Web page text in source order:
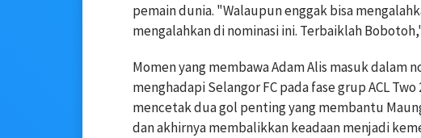
pemain dunia. "Walaupun enggak bisa
mengalahkan di nominasi ini. Terbaiklah
Momen yang membawa Adam Alis masuk dalam
menghadapi Selangor FC pada fase grup ACL
mencetak dua gol penting yang membantu
dan akhirnya membalikkan keadaan menjadi